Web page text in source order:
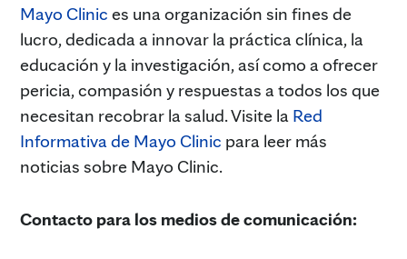
Mayo Clinic es una organización sin fines de
lucro, dedicada a innovar la práctica clínica, la
educación y la investigación, así como a ofrecer
pericia, compasión y respuestas a todos los que
necesitan recobrar la salud. Visite la Red
Informativa de Mayo Clinic para leer más
noticias sobre Mayo Clinic.
Contacto para los medios de comunicación: